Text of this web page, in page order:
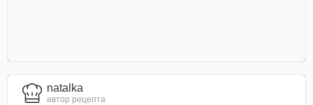
natalka
автор рецепта